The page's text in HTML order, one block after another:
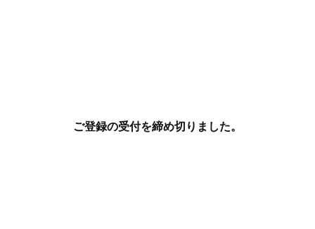
ご登録の受付を締め切りました。